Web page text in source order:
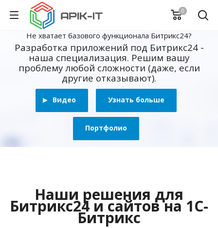
0
Не хватает базового функционала Битрикс24?
Разработка приложений под Битрикс24 -
наша специализация. Решим вашу
проблему любой сложности (даже, если
другие отказывают).
Видео Узнать больше
Портфолио
Наши решения для
Битрикс24 и сайтов на 1С-
Битрикс